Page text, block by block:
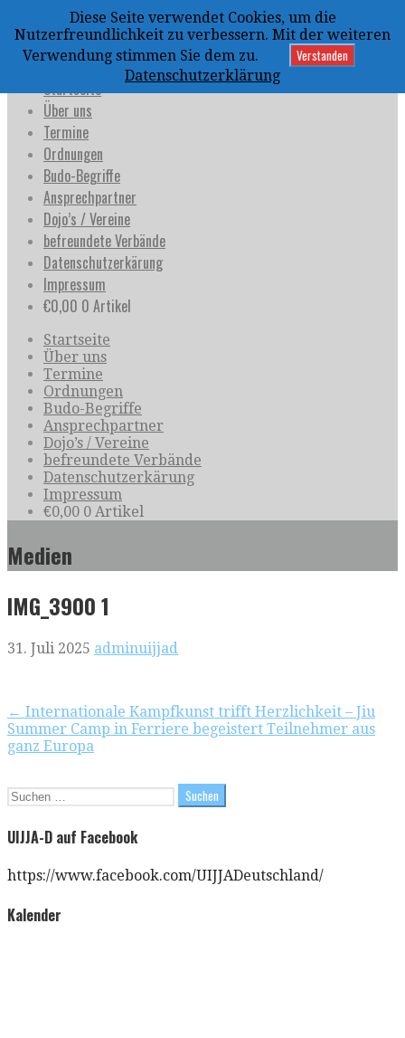
Inhalt
springen
uijja
Deutschland e.V.
Startseite
Über uns
Termine
Ordnungen
Budo-Begriffe
Ansprechpartner
Dojo’s / Vereine
befreundete Verbände
Datenschutzerkärung
Impressum
€0,00 0 Artikel
Startseite
Über uns
Termine
Ordnungen
Budo-Begriffe
Ansprechpartner
Dojo’s / Vereine
befreundete Verbände
Datenschutzerkärung
Impressum
€0,00 0 Artikel
Medien
IMG_3900 1
31. Juli 2025 adminuijjad
Beitragsnavigation
← Internationale Kampfkunst trifft Herzlichkeit – Jiu
Summer Camp in Ferriere begeistert Teilnehmer aus
ganz Europa
Suchen
UIJJA-D auf Facebook
https://www.facebook.com/UIJJADeutschland/
Kalender
Diese Seite verwendet Cookies, um die
Nutzerfreundlichkeit zu verbessern. Mit der weiteren
Verwendung stimmen Sie dem zu.
Verstanden
Datenschutzerklärung